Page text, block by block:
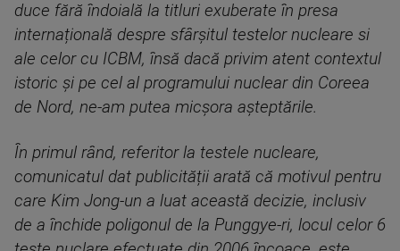
duce fără îndoială la titluri exuberate în presa
internațională despre sfârșitul testelor nucleare si
ale celor cu ICBM, însă dacă privim atent contextul
istoric și pe cel al programului nuclear din Coreea
de Nord, ne-am putea micșora așteptările.
În primul rând, referitor la testele nucleare,
comunicatul dat publicității arată că motivul pentru
care Kim Jong-un a luat această decizie, inclusiv
de a închide poligonul de la Punggye-ri, locul celor 6